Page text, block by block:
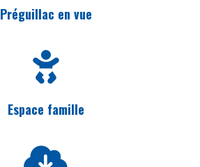
Préguillac en vue
Espace famille